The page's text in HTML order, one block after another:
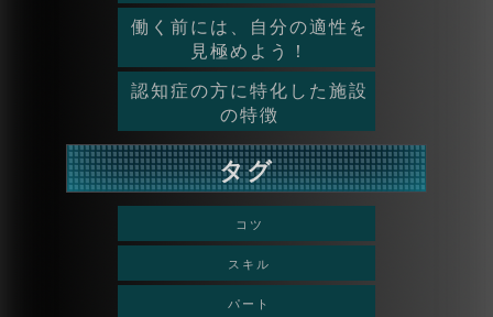
働く前には、自分の適性を
見極めよう！
認知症の方に特化した施設
の特徴
タグ
コツ
スキル
パート